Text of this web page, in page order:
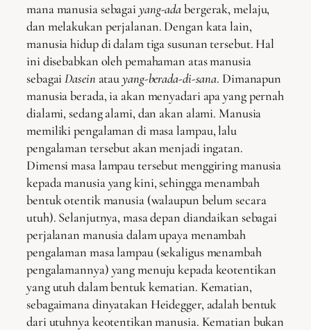
mana manusia sebagai yang-adabergerak, melaju,
dan melakukan perjalanan. Dengan kata lain,
manusia hidup di dalam tiga susunan tersebut. Hal
ini disebabkan oleh pemahaman atas manusia
sebagaiDasein atauyang-berada-di-sana. Dimanapun
manusia berada, ia akan menyadari apa yang pernah
dialami, sedang alami, dan akan alami. Manusia
memiliki pengalaman di masa lampau, lalu
pengalaman tersebut akan menjadi ingatan.
Dimensi masa lampau tersebut menggiring manusia
kepada manusia yang kini, sehingga menambah
bentuk otentik manusia (walaupun belum secara
utuh). Selanjutnya, masa depan diandaikan sebagai
perjalanan manusia dalam upaya menambah
pengalaman masa lampau (sekaligus menambah
pengalamannya) yang menuju kepada keotentikan
yang utuh dalam bentuk kematian. Kematian,
sebagaimana dinyatakan Heidegger, adalah bentuk
dari utuhnya keotentikan manusia. Kematian bukan